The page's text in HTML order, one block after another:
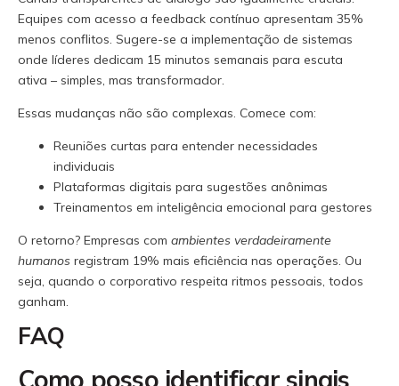
Equipes com acesso a feedback contínuo apresentam 35%
menos conflitos. Sugere-se a implementação de sistemas
onde líderes dedicam 15 minutos semanais para escuta
ativa – simples, mas transformador.
Essas mudanças não são complexas. Comece com:
Reuniões curtas para entender necessidades
individuais
Plataformas digitais para sugestões anônimas
Treinamentos em inteligência emocional para gestores
O retorno? Empresas comambientes verdadeiramente
humanos registram 19% mais eficiência nas operações. Ou
seja, quando o corporativo respeita ritmos pessoais, todos
ganham.
FAQ
Como posso identificar sinais